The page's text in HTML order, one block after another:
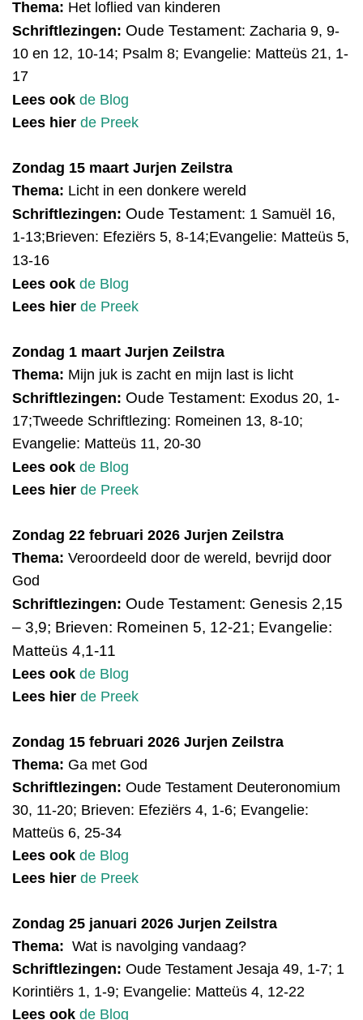
Thema: Het oflied van kinderen
Schriftlezingen: Oude Testament: Zacharia 9, 9-
10 en 12, 10-14; Psalm 8; Evangelie: Matteüs 21, 1-
17
Lees ook de Blog
Lees hier de Preek
Zondag 15 maart Jurjen Zeilstra
Thema: Licht in een donkere wereld
Schriftlezingen: Oude Testament: 1 Samuël 16,
1-13;Brieven: Efeziërs 5, 8-14;Evangelie: Matteüs 5,
13-16
Lees ook de Blog
Lees hier de Preek
Zondag 1 maart Jurjen Zeilstra
Thema: Mijn juk is zacht en mijn last is licht
Schriftlezingen: Oude Testament: Exodus 20, 1-
17;Tweede Schriftlezing: Romeinen 13, 8-10;
Evangelie: Matteüs 11, 20-30
Lees ook de Blog
Lees hier de Preek
Zondag 22 februari 2026 Jurjen Zeilstra
Thema: Veroordeeld door de wereld, bevrijd door
God
Schriftlezingen: Oude Testament: Genesis 2,15
– 3,9; Brieven: Romeinen 5, 12-21; Evangelie:
Matteüs 4,1-11
Lees ook de Blog
Lees hier de Preek
Zondag 15 februari 2026 Jurjen Zeilstra
Thema: Ga met God
Schriftlezingen: Oude Testament Deuteronomium
30, 11-20; Brieven: Efeziërs 4, 1-6; Evangelie:
Matteüs 6, 25-34
Lees ook de Blog
Lees hier de Preek
Zondag 25 januari 2026 Jurjen Zeilstra
Thema: Wat is navolging vandaag?
Schriftlezingen: Oude Testament Jesaja 49, 1-7; 1
Korintiërs 1, 1-9; Evangelie: Matteüs 4, 12-22
Lees ook de Blog